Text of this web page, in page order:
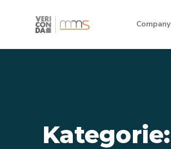
Company
Kategorie: